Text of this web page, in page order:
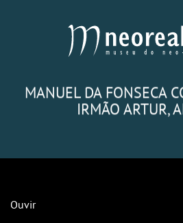
MANUEL DA FONSECA
IRMÃO ARTUR,
Ouvir